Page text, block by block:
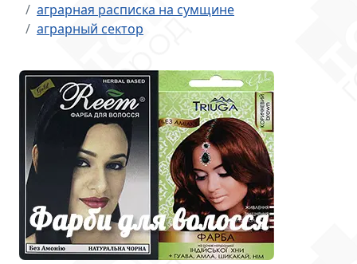
аграрная расписка на сумщине
аграрный сектор